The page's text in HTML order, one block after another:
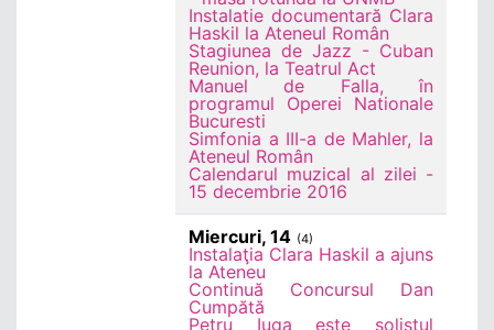
Instalatie documentară Clara
Haskil la Ateneul Român
Stagiunea de Jazz - Cuban
Reunion, la Teatrul Act
Manuel de Falla, în
programul Operei Nationale
Bucuresti
Simfonia a III-a de Mahler, la
Ateneul Român
Calendarul muzical al zilei -
15 decembrie 2016
Miercuri, 14 (4)
Instalaţia Clara Haskil a ajuns
la Ateneu
Continuă Concursul Dan
Cumpătă
Petru Iuga este solistul